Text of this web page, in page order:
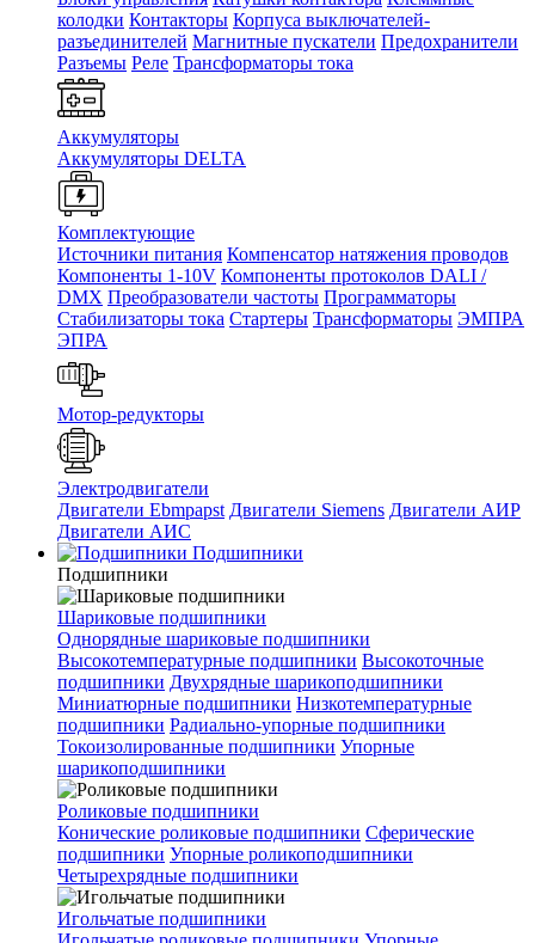
колодки Контакторы Корпуса выключателей-
разъединителей Магнитные пускатели Предохранители
Разъемы Реле Трансформаторы тока
Аккумуляторы
Аккумуляторы DELTA
Комплектующие
Источники питания Компенсатор натяжения проводов
Компоненты 1-10V Компоненты протоколов DALI /
DMX Преобразователи частоты Программаторы
Стабилизаторы тока Стартеры Трансформаторы ЭМПРА
ЭПРА
Мотор-редукторы
Электродвигатели
Двигатели Ebmpapst Двигатели Siemens Двигатели АИР
Двигатели АИС
Подшипники
Подшипники
Шариковые подшипники
Однорядные шариковые подшипники
Высокотемпературные подшипники Высокоточные
подшипники Двухрядные шарикоподшипники
Миниатюрные подшипники Низкотемпературные
подшипники Радиально-упорные подшипники
Токоизолированные подшипники Упорные
шарикоподшипники
Роликовые подшипники
Конические роликовые подшипники Сферические
подшипники Упорные роликоподшипники
Четырехрядные подшипники
Игольчатые подшипники